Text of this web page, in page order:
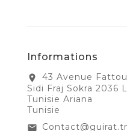
Informations
location_on
43 Avenue
Sidi Fraj Sokra 2036
Tunisie Ariana
Tunisie
email